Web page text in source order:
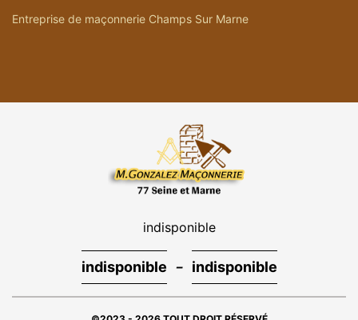
Entreprise de maçonnerie Champs Sur Marne
indisponible
indisponible - indisponible